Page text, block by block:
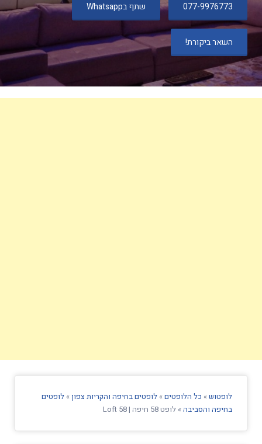
077-9976773 שתף בWhatsapp
השאר ביקורת!
לופטוש» כל הלופטים»לופטים בחיפה והקריות צפון »לופטים
בחיפה והסביבה»לופט 58 חיפה | Loft 58